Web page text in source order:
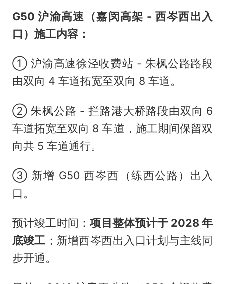
G50 沪渝高速（嘉闵高架 - 西岑西出入
口）施工内容：
① 沪渝高速徐泾收费站 - 朱枫公路路段
由双向 4 车道拓宽至双向 8 车道。
② 朱枫公路 - 拦路港大桥路段由双向 6
车道拓宽至双向 8 车道，施工期间保留双
向共 5 车道通行。
③ 新增 G50 西岑西（练西公路）出入
口。
预计竣工时间：项目整体预计于 2028 年
底竣工 ；新增西岑西出入口计划与主线同
步开通。